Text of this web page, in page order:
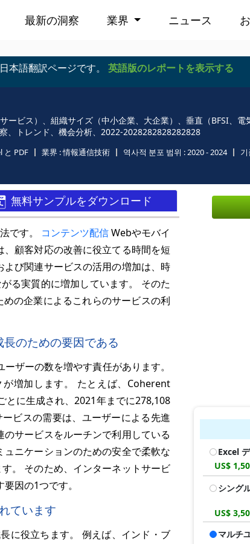
最新の洞察 業界 ニュース
本語翻訳ページです。 英語版のレポートを表示する
ビス）、組織サイズ（中小企業、大企業）、垂直（BFSI、
、トレンド、機会分析、2022-2028282828282828
と PDF 業界 :情報通信技術 역사적 분포 범위 :2020 - 2024
無料サンプルをダウンロード
です。 コンテンツ配信Webやモバイ
顧客対応の改善に役立てる時間を短
び関連サービスの活用の増加は、時
る実質的に増加しています。 そのた
の企業によるこれらのサービスの利
のための要因である
ザーの数を増やす責任があります。
増加します。 たとえば、Coherent
に生成され、2021年までに278,108
ビスの需要は、ユーザーによる先進
サービスをルーチンで利用している
ニケーションのための安全で柔軟な
。 そのため、インターネットサービ
因の1つです。
ています
に役立ちます。 例えば、インド・ブ
Excel
US$
シング
US$
マルチ